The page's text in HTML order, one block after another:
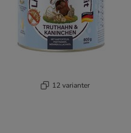
12 varianter